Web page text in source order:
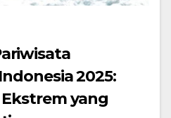
2025:
yang